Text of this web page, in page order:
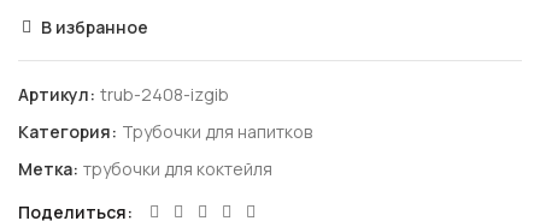
В избранное
Артикул: trub-2408-izgib
Категория: Трубочки для напитков
Метка: трубочки для коктейля
Поделиться